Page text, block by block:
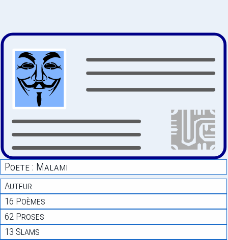
Poete : Malami
Auteur
16 Poèmes
62 Proses
13 Slams